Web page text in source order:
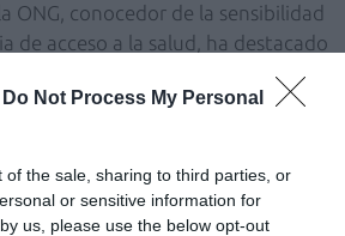
Do Not Process My Personal
of the sale, sharing to third parties, or
or sensitive information for
us, please use the below opt-out
ONG, conocedor de la sensibilidad
de acceso a la salud, ha destacado
de las dificultades que tienen
la ONG para paliar esta situación
desde la provincia, puede